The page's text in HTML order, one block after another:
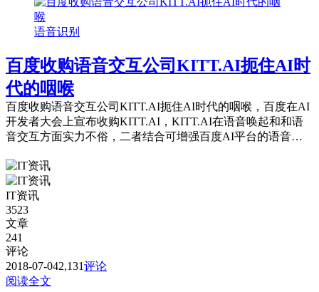
语音识别
百度收购语音交互公司KITT.AI扼住AI时
代的咽喉
百度收购语音交互公司KITT.AI扼住AI时代的咽喉，百度在AI
开发者大会上宣布收购KITT.AI，KITT.AI在语音唤起和和语
音交互方面实力不俗，二者结合可增强百度AI平台的语音处
IT资讯
3523
文章
241
评论
2018-07-042,131评论
阅读全文